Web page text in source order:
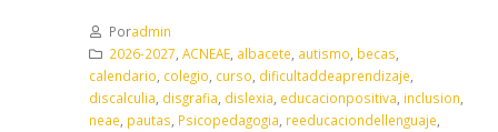
Poradmin
2026-2027, ACNEAE, albacete, autismo, becas,
calendario, colegio, curso, dificultaddeaprendizaje,
discalculia, disgrafia, dislexia, educacionpositiva, inclusion,
neae, pautas, Psicopedagogia, reeducaciondellenguaje,